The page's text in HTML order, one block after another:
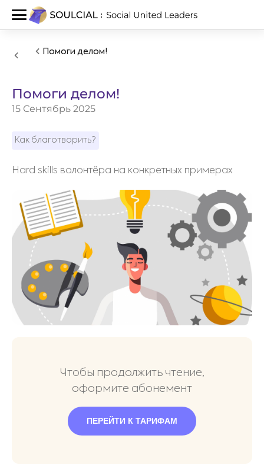
Помоги делом!
Помоги делом!
15 Сентябрь 2025
Как благотворить?
Hard skills волонтёра на конкретных примерах
Чтобы продолжить чтение,
оформите абонемент
ПЕРЕЙТИ К ТАРИФАМ